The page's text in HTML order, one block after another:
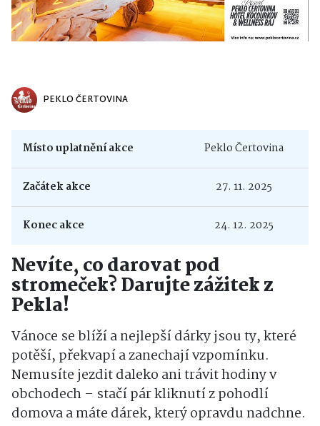
PEKLO ČERTOVINA
Místo uplatnění akce Peklo Čertovina
Začátek akce 27. 11. 2025
Konec akce 24. 12. 2025
Nevíte, co darovat pod
stromeček? Darujte zážitek z
Pekla!
Vánoce se blíží a nejlepší dárky jsou ty, které
potěší, překvapí a zanechají vzpomínku.
Nemusíte jezdit daleko ani trávit hodiny v
obchodech – stačí pár kliknutí z pohodlí
domova a máte dárek, který opravdu nadchne.